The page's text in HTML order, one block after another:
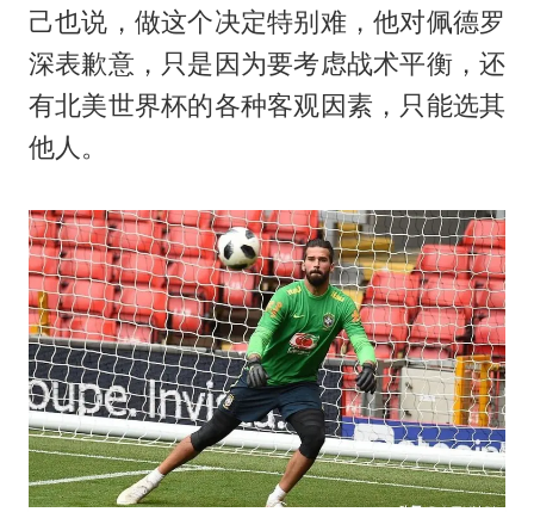
己也说，做这个决定特别难，他对佩德罗
深表歉意，只是因为要考虑战术平衡，还
有北美世界杯的各种客观因素，只能选其
他人。